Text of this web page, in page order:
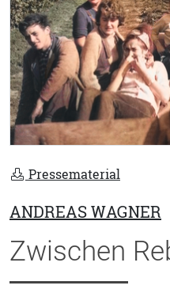
Pressematerial
ANDREAS WAGNER
Zwischen